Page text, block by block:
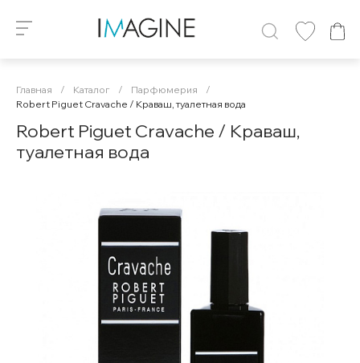
Главная / Каталог / Парфюмерия
/
Robert Piguet Cravache / Краваш, туалетная вода
Robert Piguet Cravache / Краваш,
туалетная вода